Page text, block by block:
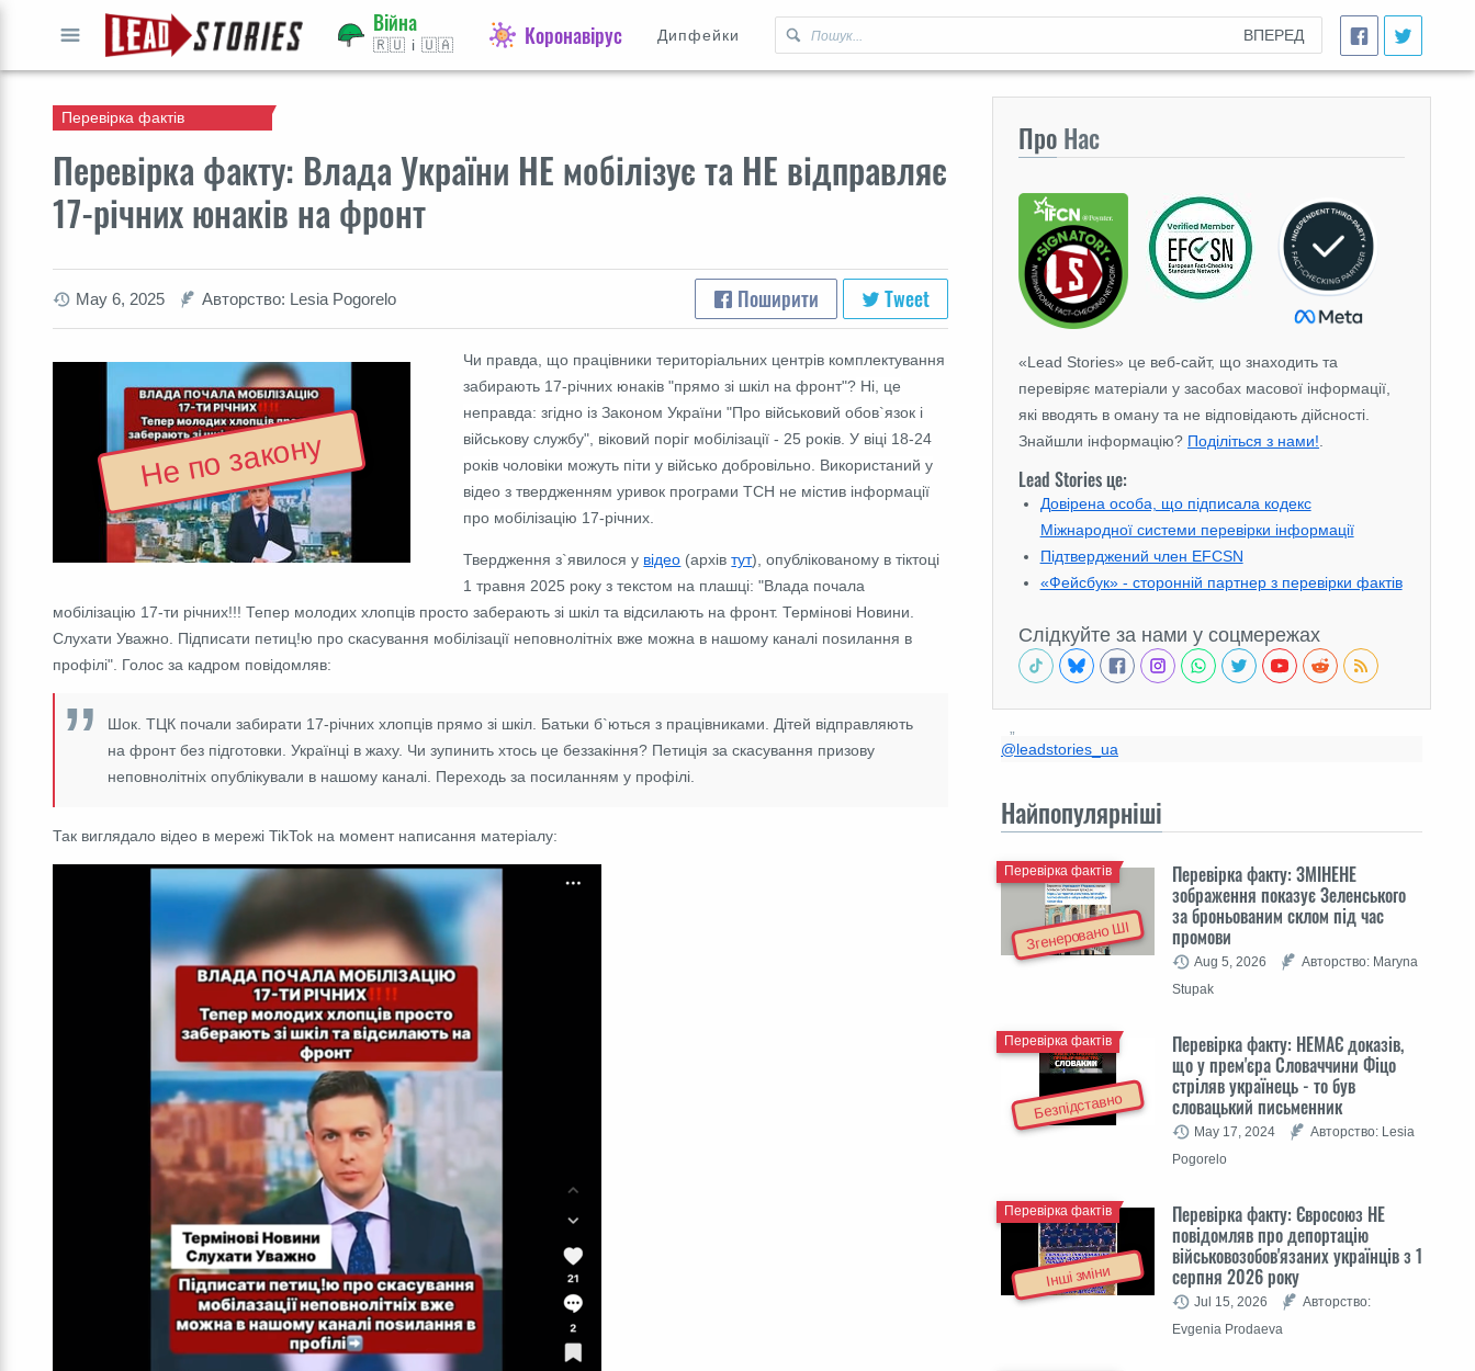
ВПЕРЕД
Війна
🇷🇺 і 🇺🇦 Коронавірус Дипфейки
Перевірка факту: Влада України НЕ мобілізує та НЕ відправляє
17-річних юнаків на фронт
Перевірка фактів
May 6, 2025 Авторство: Lesia Pogorelo Поширити Tweet
Не по закону
Чи правда, що працівники територіальних центрів комплектування
забирають 17-річних юнаків "прямо зі шкіл на фронт"? Ні, це
неправда: згідно із Законом України "Про військовий обов`язок і
військову службу", віковий поріг мобілізації - 25 років. У віці 18-24
років чоловіки можуть піти у військо добровільно. Використаний у
відео з твердженням уривок програми ТСН не містив інформації
про мобілізацію 17-річних.
Твердження з`явилося у відео (архівтут), опублікованому в тіктоці
1 травня 2025 року з текстом на плашці: "Влада почала
мобілізацію 17-ти річних!!! Тепер молодих хлопців просто заберають зі шкіл та відсилають на фронт. Термінові Новини.
Слухати Уважно. Підписати петиц!ю про скасування мобілізації неповнолітніх вже можна в нашому каналі поsилання в
профілі". Голос за кадром повідомляв:
Шок. ТЦК почали забирати 17-річних хлопців прямо зі шкіл. Батьки б`ються з працівниками. Дітей відправляють
на фронт без підготовки. Українці в жаху. Чи зупинить хтось це беззакіння? Петиція за скасування призову
неповнолітніх опублікували в нашому каналі. Переходь за посиланням у профілі.
Так виглядало відео в мережі TikTok на момент написання матеріалу:
Про Нас
«Lead Stories» це веб-сайт, що знаходить та
перевіряє матеріали у засобах масової інформації,
які вводять в оману та не відповідають дійсності.
Знайшли інформацію? Поділіться з нами!
Lead Stories це:
Довірена особа, що підписала кодекс
Міжнародної системи перевірки інформації
Підтверджений член EFCSN
«Фейсбук» - сторонній партнер з перевірки фактів
Слідкуйте за нами у соцмережах
@leadstories_ua
Найпопулярніші
Згенеровано ШІ
Перевірка факту: ЗМІНЕНЕ
зображення показує Зеленського
за броньованим склом під час
промови
Перевірка фактів
Aug 5, 2026
Авторство: Maryna
Stupak
Безпідставно
Перевірка факту: НЕМАЄ доказів,
що у прем'єра Словаччини Фіцо
стріляв українець - то був
словацький письменник
Перевірка фактів
May 17, 2024
Авторство: Lesia
Pogorelo
Інші зміни
Перевірка факту: Євросоюз НЕ
повідомляв про депортацію
військовозобов'язаних українців з 1
серпня 2026 року
Перевірка фактів
Jul 15, 2026
Авторство:
Evgenia Prodaeva